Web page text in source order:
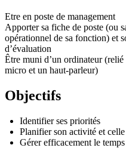
Etre en poste de management
Apporter sa fiche de poste (ou
opérationnel de sa fonction) et
d’évaluation
Être muni d’un ordinateur
micro et un haut-parleur)
Objectifs
Identifier ses priorités
Planifier son activité et
Gérer efficacement le